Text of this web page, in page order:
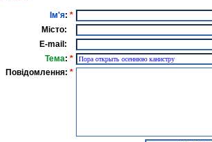
Ім'я: *
Місто:
E-mail:
Тема: *
Повідомлення: *